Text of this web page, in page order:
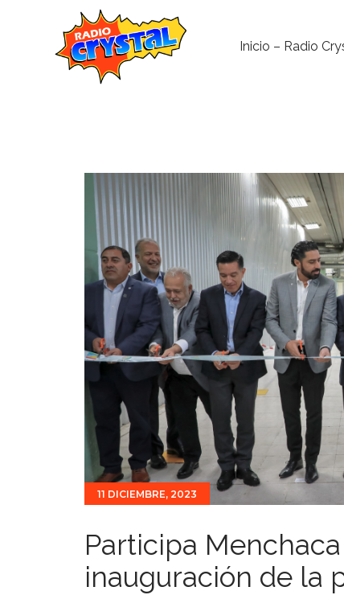
Inicio – Radio
11 DICIEMBRE, 2023
Participa
inauguración de la